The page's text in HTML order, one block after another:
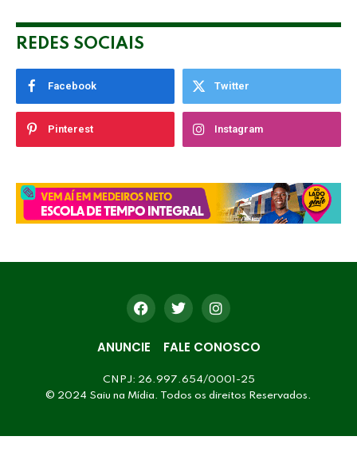
REDES SOCIAIS
Facebook Twitter
Pinterest Instagram
ANUNCIE FALE CONOSCO
CNPJ: 26.997.654/0001-25
© 2024 Saiu na Mídia. Todos os direitos Reservados.